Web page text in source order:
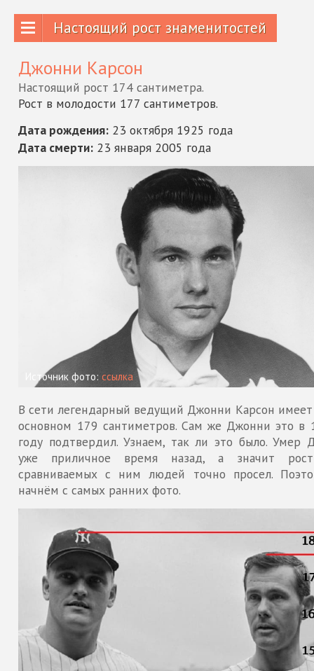
Настоящий рост знаменитостей
Джонни Карсон
Настоящий рост 174 сантиметра.
Рост в молодости 177 сантиметров.
Дата рождения: 23 октября 1925 года
Дата смерти: 23 января 2005 года
Источник фото:ссылка
В сети легендарный ведущий Джонни Карсон имеет
основном 179 сантиметров. Сам же Джонни это в
году подтвердил. Узнаем, так ли это было. Умер
уже приличное время назад, а значит
сравниваемых с ним людей точно просел.
начнём с самых ранних фото.